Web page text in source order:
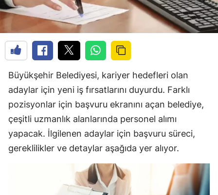
Büyükşehir Belediyesi, kariyer hedefleri olan
adaylar için yeni iş fırsatlarını duyurdu. Farklı
pozisyonlar için başvuru ekranını açan belediye,
çeşitli uzmanlık alanlarında personel alımı
yapacak. İlgilenen adaylar için başvuru süreci,
gereklilikler ve detaylar aşağıda yer alıyor.